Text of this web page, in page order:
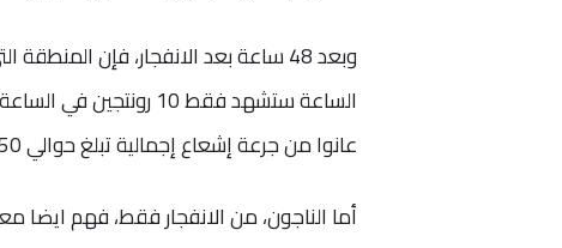
الساعة ستشهد فقط
عانوا من جرعة إشعاع إجمالية تبلغ حوالي 350 رونتجين على مدار يومين من التسمم الإشعاعي الحاد.
أما الناجون، من الانفجار فقط، فهم ايضا